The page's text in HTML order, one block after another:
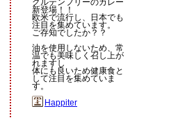
グルテンフリーのカレー
新登場！！
欧米で流行し、日本でも
注目を集めています。
ご存知でしたか？？
油を使用しないため、常
温でも美味しく召し上が
れますし
体にも良いため健康食と
して注目を集めていま
す。
Happiter